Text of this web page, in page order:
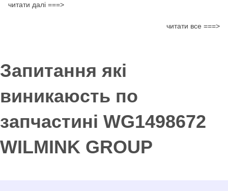
читати далі ===>
читати все ===>
Запитання які
виникаюсть по
запчастині WG1498672
WILMINK GROUP